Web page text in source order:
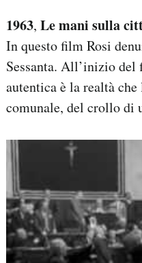
1963, Le mani sulla
In questo film Rosi
Sessanta. All’inizio
autentica è la realtà
comunale, del crollo di